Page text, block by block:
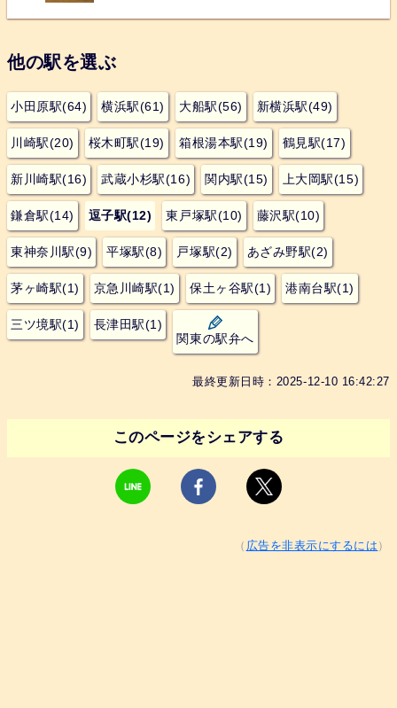
他の駅を選ぶ
小田原駅(64) 横浜駅(61) 大船駅(56) 新横浜駅(49)
川崎駅(20) 桜木町駅(19) 箱根湯本駅(19) 鶴見駅(17)
新川崎駅(16) 武蔵小杉駅(16) 関内駅(15) 上大岡駅(15)
鎌倉駅(14) 逗子駅(12) 東戸塚駅(10) 藤沢駅(10)
東神奈川駅(9) 平塚駅(8) 戸塚駅(2) あざみ野駅(2)
茅ヶ崎駅(1) 京急川崎駅(1) 保土ヶ谷駅(1) 港南台駅(1)
三ツ境駅(1)
長津田駅(1)
関東の駅弁へ
最終更新日時：2025-12-10 16:42:27
このページをシェアする
（ 広告を非表示にするには ）